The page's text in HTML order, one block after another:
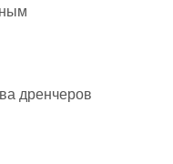
дренчеров